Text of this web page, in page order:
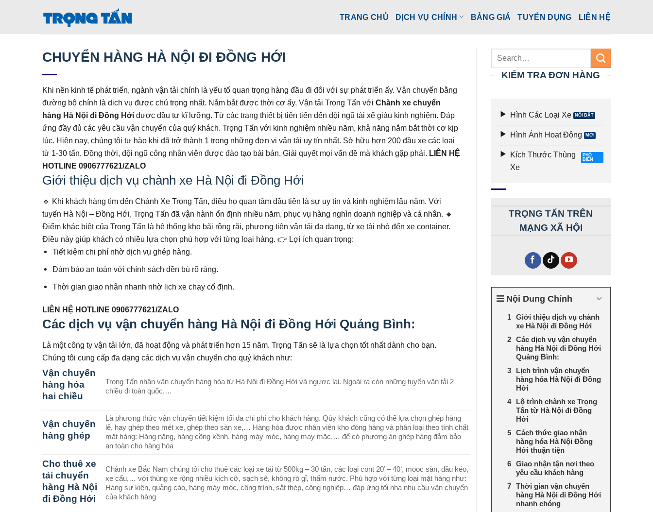
TRANG CHỦ DỊCH VỤ CHÍNH BẢNG GIÁ TUYỂN DỤNG LIÊN HỆ
CHUYỂN HÀNG HÀ NỘI ĐI ĐỒNG HỚI
Khi nền kinh tế phát triển, ngành vận tải chính là yếu tố quan trọng hàng đầu đi đôi với sự phát triển ấy. Vận chuyển bằng
đường bộ chính là dịch vụ được chú trọng nhất. Nắm bắt được thời cơ ấy, Vận tải Trọng Tấn với Chành xe chuyển
hàng Hà Nội đi Đồng Hới được đầu tư kĩ lưỡng. Từ các trang thiết bị tiên tiến đến đội ngũ tài xế giàu kinh nghiệm. Đáp
ứng đầy đủ các yêu cầu vận chuyển của quý khách. Trọng Tấn với kinh nghiệm nhiều năm, khả năng nắm bắt thời cơ kịp
lúc. Hiện nay, chúng tôi tự hào khi đã trở thành 1 trong những đơn vị vận tải uy tín nhất. Sở hữu hơn 200 đầu xe các loại
từ 1-30 tấn. Đồng thời, đội ngũ công nhân viên được đào tạo bài bản. Giải quyết mọi vấn đề mà khách gặp phải. LIÊN HỆ
HOTLINE 0906777621/ZALO
Giới thiệu dịch vụ chành xe Hà Nội đi Đồng Hới
🔹 Khi khách hàng tìm đến Chành Xe Trọng Tấn, điều họ quan tâm đầu tiên là sự uy tín và kinh nghiệm lâu năm. Với
tuyến Hà Nội – Đồng Hới, Trọng Tấn đã vận hành ổn định nhiều năm, phục vụ hàng nghìn doanh nghiệp và cá nhân. 🔹
Điểm khác biệt của Trọng Tấn là hệ thống kho bãi rộng rãi, phương tiện vận tải đa dạng, từ xe tải nhỏ đến xe container.
Điều này giúp khách có nhiều lựa chọn phù hợp với từng loại hàng. 👉 Lợi ích quan trọng:
Tiết kiệm chi phí nhờ dịch vụ ghép hàng.
Đảm bảo an toàn với chính sách đền bù rõ ràng.
Thời gian giao nhận nhanh nhờ lịch xe chạy cố định.
LIÊN HỆ HOTLINE 0906777621/ZALO
Các dịch vụ vận chuyển hàng Hà Nội đi Đồng Hới Quảng Bình:
Là một công ty vận tải lớn, đã hoạt động và phát triển hơn 15 năm. Trọng Tấn sẽ là lựa chọn tốt nhất dành cho bạn.
Chúng tôi cung cấp đa dạng các dịch vụ vận chuyển cho quý khách như:
Vận chuyển
hàng hóa
hai chiều
Trọng Tấn nhận vận chuyển hàng hóa từ Hà Nội đi Đồng Hới và ngược lại. Ngoài ra còn những tuyến vận tải 2
chiều đi toàn quốc,…
Vận chuyển
hàng ghép
Là phương thức vận chuyển tiết kiệm tối đa chi phí cho khách hàng. Qúy khách cũng có thể lựa chọn ghép hàng
lẻ, hay ghép theo mét xe, ghép theo sàn xe,… Hàng hóa được nhân viên kho đóng hàng và phân loại theo tính chất
mặt hàng: Hàng nặng, hàng cồng kềnh, hàng máy móc, hàng may mặc,… để có phương án ghép hàng đảm bảo
an toàn cho hàng hóa
Cho thuê xe
tải chuyển
hàng Hà Nội
đi Đồng Hới
Chành xe Bắc Nam chúng tôi cho thuê các loại xe tải từ 500kg – 30 tấn, các loại cont 20’ – 40’, mooc sàn, đầu kéo,
xe cẩu,… với thùng xe rộng nhiều kích cỡ, sạch sẽ, không rò gỉ, thấm nước. Phù hợp với từng loại mặt hàng như:
Hàng sự kiện, quảng cáo, hàng máy móc, công trình, sắt thép, công nghiệp… đáp ứng tối nha nhu cầu vận chuyển
của khách hàng
KIỂM TRA ĐƠN HÀNG
Hình Các Loại Xe
Hình Ảnh Hoạt Động
Kích Thước Thùng
Xe
TRỌNG TẤN TRÊN
MẠNG XÃ HỘI
Nội Dung Chính
Giới thiệu dịch vụ chành
xe Hà Nội đi Đồng Hới
Các dịch vụ vận chuyển
hàng Hà Nội đi Đồng Hới
Quảng Bình:
Lịch trình vận chuyển
hàng hóa Hà Nội đi Đồng
Hới
Lộ trình chành xe Trọng
Tấn từ Hà Nội đi Đồng
Hới
Cách thức giao nhận
hàng hóa Hà Nội Đồng
Hới thuận tiện
Giao nhận tận nơi theo
yêu cầu khách hàng
Thời gian vận chuyển
hàng Hà Nội đi Đồng Hới
nhanh chóng